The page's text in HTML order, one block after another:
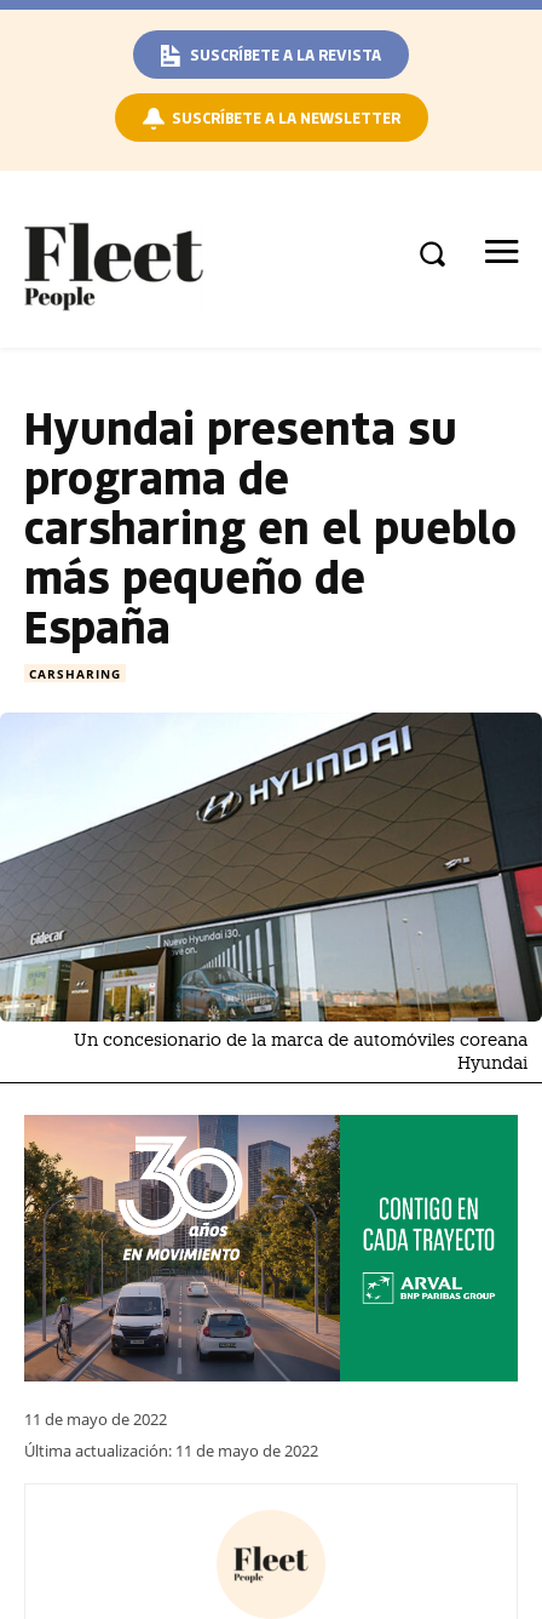
SUSCRÍBETE A LA REVISTA
SUSCRÍBETE A LA NEWSLETTER
Hyundai presenta su
programa de
carsharing en el pueblo
más pequeño de
España
CARSHARING
Un concesionario de la marca de automóviles coreana
Hyundai
11 de mayo de 2022
Última actualización: 11 de mayo de 2022